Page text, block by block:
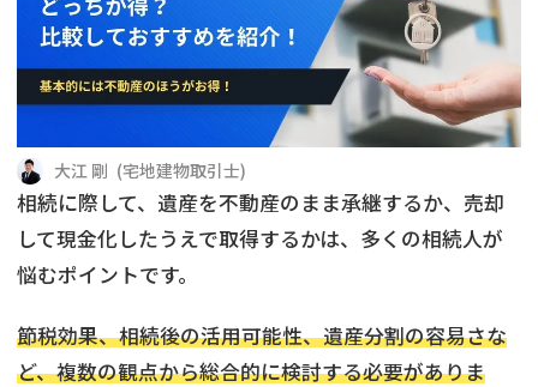
空き家 事故物件
再建築不可 底地
借地
ゴミ屋敷 任意売却
リースバック
不動産コラム
不動産売却 再建築不可物件
共有持分
訳あり不動産 不動産投資
土地売却
借地 不動産リースバック
業者を探す
大江 剛 (宅地建物取引士)
相続に際して、遺産を不動産のまま承継するか、売却
して現金化したうえで取得するかは、多くの相続人が
悩むポイントです。
節税効果、相続後の活用可能性、遺産分割の容易さな
ど、複数の観点から総合的に検討する必要がありま